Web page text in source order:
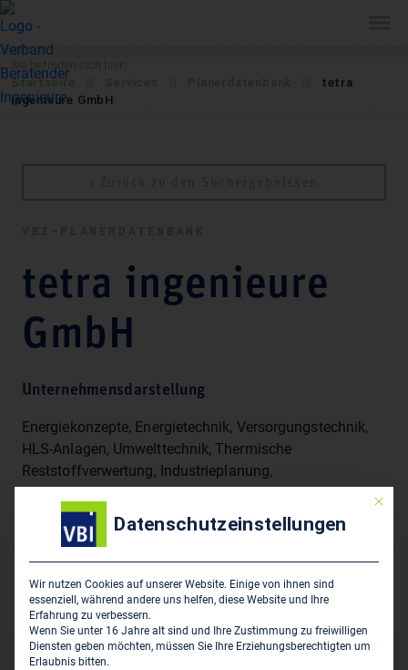
Sie befinden sich hier:
Startseite
tetra
ingenieure GmbH
tetra ingenieure
GmbH
Unternehmensdarstellung
Energiekonzepte, Energietechnik, Versorgungstechnik,
HLS-Anlagen, Umwelttechnik, Thermische
Reststoffverwertung, Industrieplanung,
Projektmanagement, Genehmigungsverfahren,
Netzberechnungen, KWK-Anlagen, Elektrotechnik,
Lastmanagement, Facility-Management,
Contractingkonzepte, Fördermittelbeschaffung,
Druckluftanlagen
Hauptsitz des Unternehmens
Mit
Datenschutzeinstellungen
Wir nutzen Cookies auf unserer Website. Einige von ihnen sind
essenziell, während andere uns helfen, diese Website und Ihre
Erfahrung zu verbessern.
Wenn Sie unter 16 Jahre alt sind und Ihre Zustimmung zu freiwilligen
Diensten geben möchten, müssen Sie Ihre Erziehungsberechtigten um
Erlaubnis bitten.